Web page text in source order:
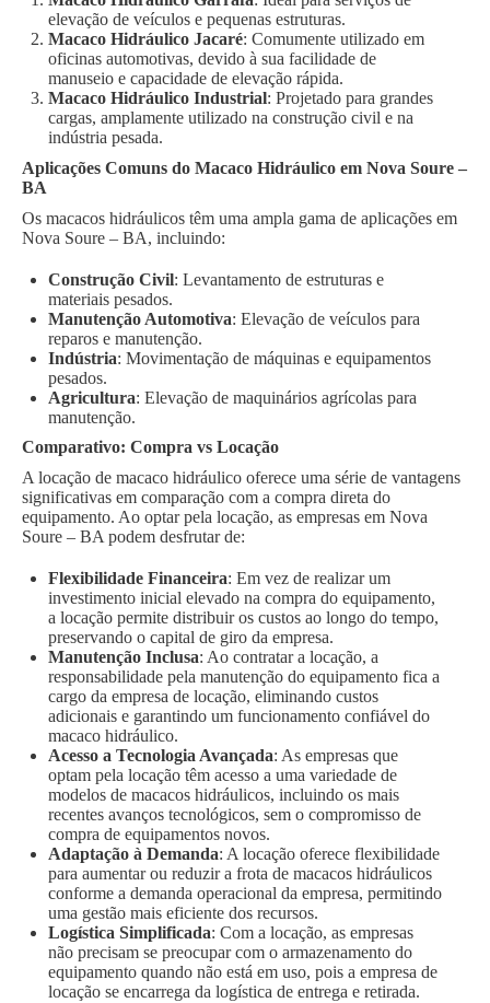
elevação de veículos e pequenas estruturas.
Macaco Hidráulico Jacaré: Comumente utilizado em
oficinas automotivas, devido à sua facilidade de
manuseio e capacidade de elevação rápida.
Macaco Hidráulico Industrial: Projetado para grandes
cargas, amplamente utilizado na construção civil e na
indústria pesada.
Aplicações Comuns do Macaco Hidráulico em Nova Soure –
BA
Os macacos hidráulicos têm uma ampla gama de aplicações em
Nova Soure – BA, incluindo:
Construção Civil: Levantamento de estruturas e
materiais pesados.
Manutenção Automotiva: Elevação de veículos para
reparos e manutenção.
Indústria: Movimentação de máquinas e equipamentos
pesados.
Agricultura: Elevação de maquinários agrícolas para
manutenção.
Comparativo: Compra vs Locação
A locação de macaco hidráulico oferece uma série de vantagens
significativas em comparação com a compra direta do
equipamento. Ao optar pela locação, as empresas em Nova
Soure – BA podem desfrutar de:
Flexibilidade Financeira: Em vez de realizar um
investimento inicial elevado na compra do equipamento,
a locação permite distribuir os custos ao longo do tempo,
preservando o capital de giro da empresa.
Manutenção Inclusa: Ao contratar a locação, a
responsabilidade pela manutenção do equipamento fica a
cargo da empresa de locação, eliminando custos
adicionais e garantindo um funcionamento confiável do
macaco hidráulico.
Acesso a Tecnologia Avançada: As empresas que
optam pela locação têm acesso a uma variedade de
modelos de macacos hidráulicos, incluindo os mais
recentes avanços tecnológicos, sem o compromisso de
compra de equipamentos novos.
Adaptação à Demanda: A locação oferece flexibilidade
para aumentar ou reduzir a frota de macacos hidráulicos
conforme a demanda operacional da empresa, permitindo
uma gestão mais eficiente dos recursos.
Logística Simplificada: Com a locação, as empresas
não precisam se preocupar com o armazenamento do
equipamento quando não está em uso, pois a empresa de
locação se encarrega da logística de entrega e retirada.